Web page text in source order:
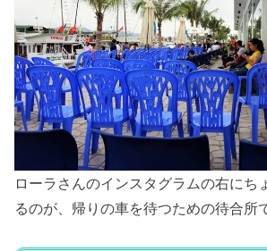
ローラさんのインスタグラムの右にち
るのが、帰りの車を待つための待合所